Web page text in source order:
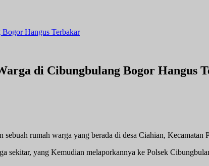
Hangus Terbakar
di Cibungbulang Bogor Hangus
rumah warga yang berada di desa Ciahian,
sekitar, yang Kemudian melaporkannya ke Polsek